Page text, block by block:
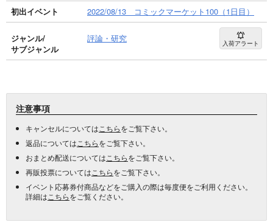
初出イベント
2022/08/13 コミックマーケット100（1日目）
ジャンル/
サブジャンル
評論・研究 入荷アラート
注意事項
キャンセルについては こちらをご覧下さい。
返品については こちらをご覧下さい。
おまとめ配送については こちらをご覧下さい。
再販投票については こちらをご覧下さい。
イベント応募券付商品などをご購入の際は毎度便をご利用ください。
詳細は こちらをご覧ください。